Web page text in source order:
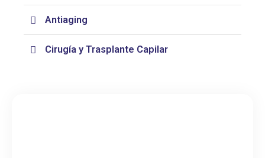
Antiaging
Cirugía y Trasplante Capilar